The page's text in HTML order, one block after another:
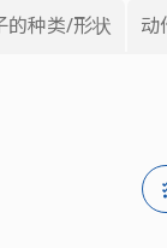
的种类/形状 动